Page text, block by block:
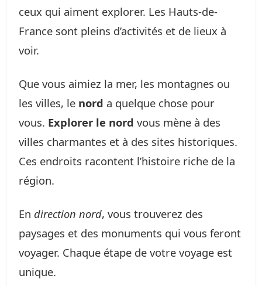
ceux qui aiment explorer. Les Hauts-de-
France sont pleins d’activités et de lieux à
voir.
Que vous aimiez la mer, les montagnes ou
les villes, le nord a quelque chose pour
vous. Explorer le nord vous mène à des
villes charmantes et à des sites historiques.
Ces endroits racontent l’histoire riche de la
région.
En direction nord, vous trouverez des
paysages et des monuments qui vous feront
voyager. Chaque étape de votre voyage est
unique.